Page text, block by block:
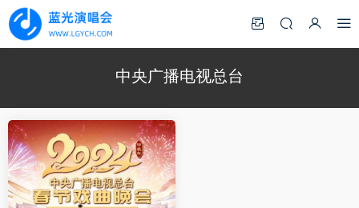
中央广播电视总台